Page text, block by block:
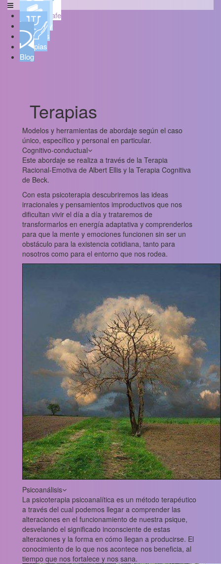
Psicoaljarafe
Quién soy
Servicios
Terapias
Blog
Terapias
Modelos y herramientas de abordaje según el caso
único, específico y personal en particular.
Cognitivo-conductual
Este abordaje se realiza a través de la Terapia
Racional-Emotiva de Albert Ellis y la Terapia Cognitiva
de Beck.
Con esta psicoterapia descubriremos las ideas
irracionales y pensamientos improductivos que nos
dificultan vivir el día a día y trataremos de
transformarlos en energía adaptativa y comprenderlos
para que la mente y emociones funcionen sin ser un
obstáculo para la existencia cotidiana, tanto para
nosotros como para el entorno que nos rodea.
Psicoanálisis
La psicoterapia psicoanalítica es un método terapéutico
a través del cual podemos llegar a comprender las
alteraciones en el funcionamiento de nuestra psique,
desvelando el significado inconsciente de estas
alteraciones y la forma en cómo llegan a producirse. El
conocimiento de lo que nos acontece nos beneficia, al
tiempo que nos fortalece y nos sana.